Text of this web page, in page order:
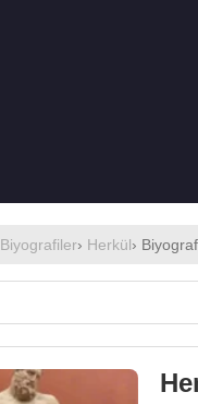
Biyografiler› Herkül›